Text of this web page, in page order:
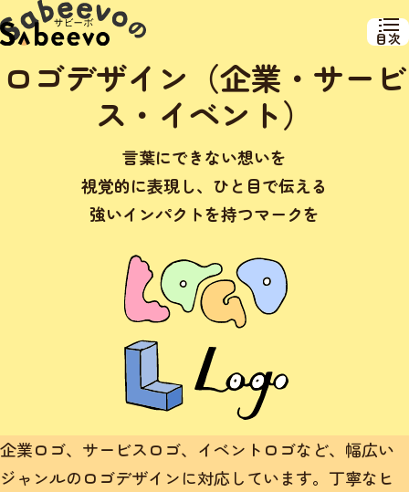
目次
ロゴデザイン（企業・サービ
ス・イベント）
言葉にできない想いを
視覚的に表現し、ひと目で伝える
強いインパクトを持つマークを
企業ロゴ、サービスロゴ、イベントロゴなど、幅広い
ジャンルのロゴデザインに対応しています。丁寧なヒ